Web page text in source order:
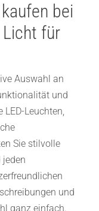
bei
Licht für
Auswahl an
und
LED-Leuchten,
Sie stilvolle
jeden
und
ganz einfach.